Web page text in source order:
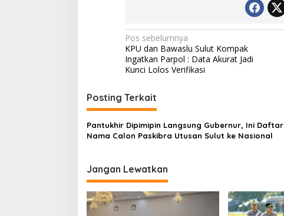
N
a
v
i
g
a
s
p
o
s
Pos sebelumnya
KPU dan Bawaslu Sulut Kompak
Ingatkan Parpol : Data Akurat Jadi
Kunci Lolos Verifikasi
Posting Terkait
Pantukhir Dipimipin Langsung Gubernur, Ini Daftar
Nama Calon Paskibra Utusan Sulut ke Nasional
Jangan Lewatkan